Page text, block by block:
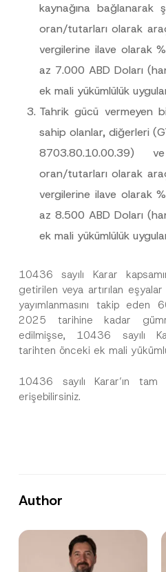
kaynağına bağlanarak
oran/tutarları olarak
vergilerine ilave olarak
az 7.000 ABD Doları
ek mali yükümlülük
Tahrik gücü vermeyen
sahip olanlar, diğerleri
8703.80.10.00.39)
oran/tutarları olarak
vergilerine ilave olarak
az 8.500 ABD Doları
ek mali yükümlülük
10436 sayılı Karar
getirilen veya artırılan eşyalar
yayımlanmasını takip
2025 tarihine kadar
edilmişse, 10436 sayılı
tarihten önceki ek mali
10436 sayılı Karar’ın
erişebilirsiniz.
Author
r
v
c
N
t
c
*
Bu iletişim formu
verilerle ilgiliaydınlatma
anladım.
A
p
p
r
o
e
*
Bu iletişim formunu
metninde açıklanan
işlenmesine izin